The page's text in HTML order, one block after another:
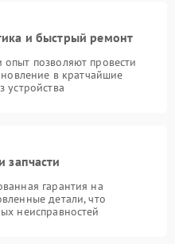
и быстрый ремонт
позволяют провести
в кратчайшие
устройства
запчасти
гарантия на
детали, что
неисправностей